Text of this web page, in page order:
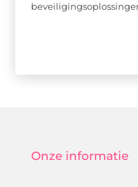
Onze informatie